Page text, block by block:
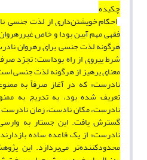
چکیده
احکام خویشتن‌داری از لذت جنسی
فقهی مهم آیین بودا و خاص
هرگونه لذت جنسی برای رهروان
شرط پیروی از راه بوداست؛ تجرّد
معنای پرهیز از هرگونه لذت‌ جنسی
نادرست» که در آغاز صرفاً به
تعریف شده بود، به تدریج به
نادرست، مکان نادست، زمان
گسترش یافت. این جستار به
نادرست» از یک قاعده ساده
محدودکننده‌تر می‌پردازد. این